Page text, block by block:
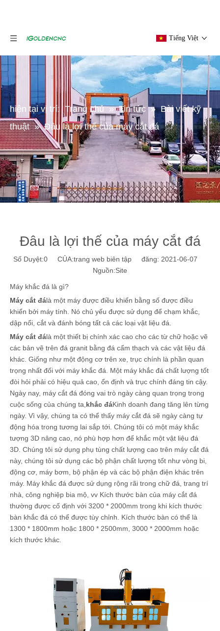
Tiếng Việt
hiện tại vị trí: Trang chủ » Tin tức » Bài viết kỹ
thuật » Đâu là lợi thế của máy cắt đá
Đâu là lợi thế của máy cắt đá
Số Duyệt:0CỦA:trang web biên tập đăng: 2021-06-07
Nguồn:Site
Máy khắc đá là gì?
Máy cắt đálà một máy được điều khiển bằng số được điều
khiển bởi máy tính. Nó chủ yếu được sử dụng để chạm khắc,
dập nổi, cắt và đánh bóng tất cả các loại vật liệu đá.
Máy cắt đálà một thiết bị chính xác cao cho các từ chữ hoặc vẽ
các bản vẽ trên đá granit bằng đá cẩm thạch và các vật liệu đá
khác. Giống như một động cơ trên xe, trục chính là phần quan
trọng nhất đối với máy khắc đá. Một máy khắc đá chất lượng tốt
đòi hỏi phải có hiệu quả cao, ổn định và trục chính đáng tin cậy.
Ngày nay, máy cắt đá đóng vai trò ngày càng quan trọng trong
cuộc sống của chúng ta, khắc đáKinh doanh đang tăng lên từng
ngày. Vì vậy, chúng ta có thể thấy máy cắt đá sẽ ngày càng tự
động hóa trong tương lai sắp tới. Chúng tôi có một máy khắc
tượng 3D nâng cao, nó phù hợp hơn để khắc một vật liệu đá
3D. Chúng tôi sử dụng phụ tùng chất lượng cao trên máy cắt đá
này, chúng tôi sử dụng các bộ phận chất lượng tốt như vòng bi,
động cơ, máy bơm, bộ phận ép và các bộ phận điện khác trên
máy. Máy khắc đá được sử dụng rộng rãi trong chữ đá, trang trí
nhà, công nghiệp bia mộ, vv Kích thước bàn của máy cắt đá
thường được cố định với 3200 * 2000mm trong khi kích thước
bàn khắc đá có thể được tùy chỉnh. Kích thước bàn có thể là
1300 * 1800mm hoặc 1800 * 2500mm, 3000 * 2000mm hoặc
kích thước khác.